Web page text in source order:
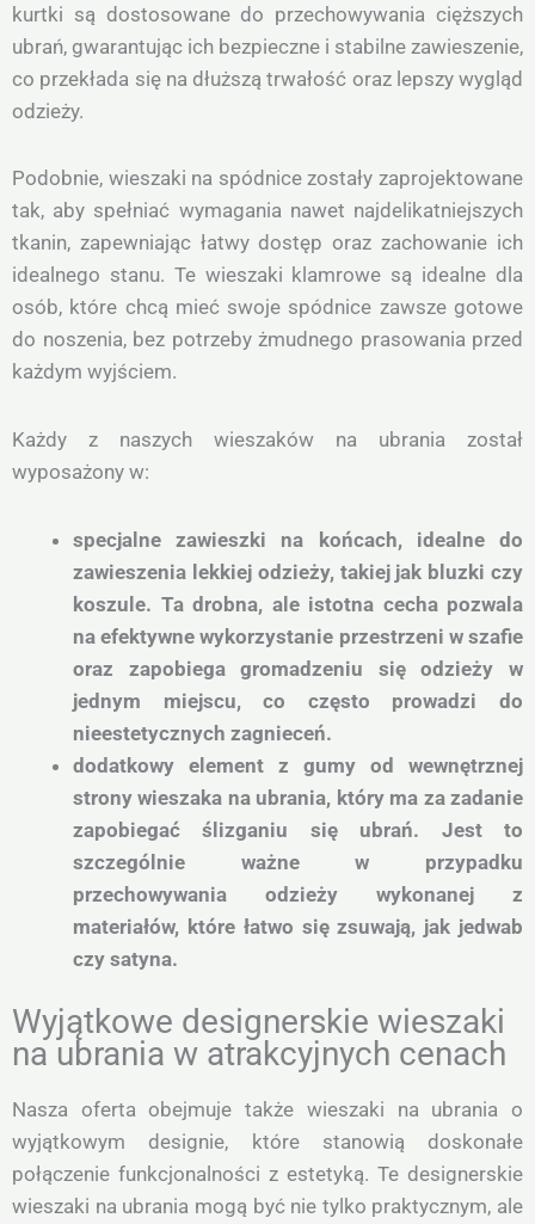
kurtki są dostosowane do przechowywania cięższych
ubrań, gwarantując ich bezpieczne i stabilne zawieszenie,
co przekłada się na dłuższą trwałość oraz lepszy wygląd
odzieży.
Podobnie, wieszaki na spódnice zostały zaprojektowane
tak, aby spełniać wymagania nawet najdelikatniejszych
tkanin, zapewniając łatwy dostęp oraz zachowanie ich
idealnego stanu. Te wieszaki klamrowe są idealne dla
osób, które chcą mieć swoje spódnice zawsze gotowe
do noszenia, bez potrzeby żmudnego prasowania przed
każdym wyjściem.
Każdy z naszych wieszaków na ubrania został
wyposażony w:
specjalne zawieszki na końcach, idealne do
zawieszenia lekkiej odzieży, takiej jak bluzki czy
koszule. Ta drobna, ale istotna cecha pozwala
na efektywne wykorzystanie przestrzeni w szafie
oraz zapobiega gromadzeniu się odzieży w
jednym miejscu, co często prowadzi do
nieestetycznych zagnieceń.
dodatkowy element z gumy od wewnętrznej
strony wieszaka na ubrania, który ma za zadanie
zapobiegać ślizganiu się ubrań. Jest to
szczególnie ważne w przypadku
przechowywania odzieży wykonanej z
materiałów, które łatwo się zsuwają, jak jedwab
czy satyna.
Wyjątkowe designerskie wieszaki
na ubrania w atrakcyjnych cenach
Nasza oferta obejmuje także wieszaki na ubrania o
wyjątkowym designie, które stanowią doskonałe
połączenie funkcjonalności z estetyką. Te designerskie
wieszaki na ubrania mogą być nie tylko praktycznym, ale